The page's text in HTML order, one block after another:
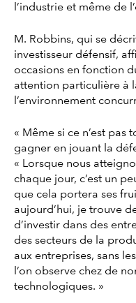
l’industrie et même de
M. Robbins, qui se
investisseur défensif,
occasions en fonction
attention particulière à
l’environnement
« Même si ce n’est pas
gagner en jouant la
« Lorsque nous
chaque jour, c’est un
que cela portera ses
aujourd’hui, je trouve
d’investir dans des
des secteurs de la
aux entreprises, sans
l’on observe chez de
technologiques. »